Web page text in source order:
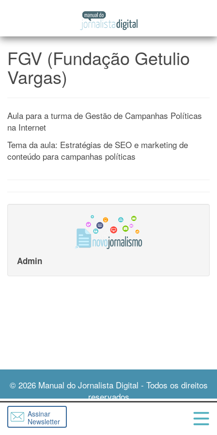
o
do
Jornalista
Digital
Assinar
Newsletter
FGV (Fundação Getulio
Vargas)
Aula para a turma de Gestão de Campanhas Políticas
na Internet
Tema da aula: Estratégias de SEO e marketing de
conteúdo para campanhas políticas
Admin
© 2026 Manual do Jornalista Digital - Todos os direitos
reservados